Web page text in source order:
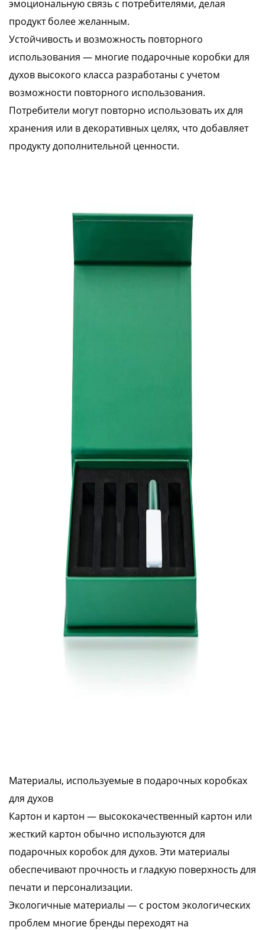
эмоциональную связь с потребителями, делая
продукт более желанным.
Устойчивость и возможность повторного
использования — многие подарочные коробки для
духов высокого класса разработаны с учетом
возможности повторного использования.
Потребители могут повторно использовать их для
хранения или в декоративных целях, что добавляет
продукту дополнительной ценности.
Материалы, используемые в подарочных коробках
для духов
Картон и картон — высококачественный картон или
жесткий картон обычно используются для
подарочных коробок для духов. Эти материалы
обеспечивают прочность и гладкую поверхность для
печати и персонализации.
Экологичные материалы — с ростом экологических
проблем многие бренды переходят на